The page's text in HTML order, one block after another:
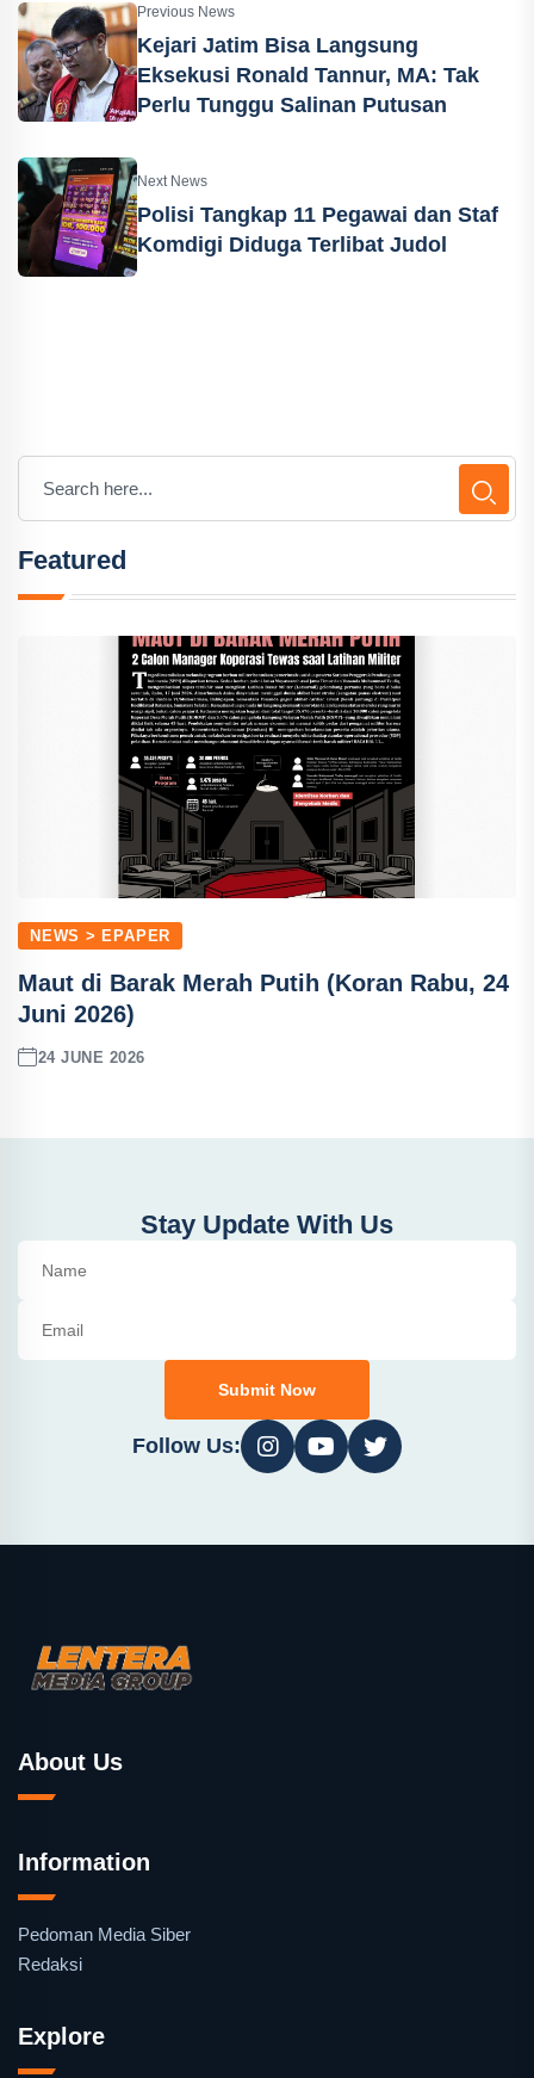
Previous News
Kejari Jatim Bisa Langsung
Eksekusi Ronald Tannur, MA: Tak
Perlu Tunggu Salinan Putusan
Next News
Polisi Tangkap 11 Pegawai dan Staf
Komdigi Diduga Terlibat Judol
Featured
NEWS > EPAPER
Maut di Barak Merah Putih (Koran Rabu, 24
Juni 2026)
24 JUNE 2026
Stay Update With Us
Submit Now
Follow Us:
About Us
Information
Pedoman Media Siber
Redaksi
Explore